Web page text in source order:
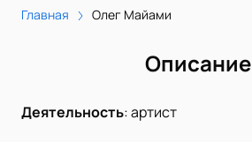
Главная Олег Майами
Описание
Деятельность:артист